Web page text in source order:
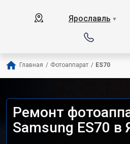
Ярославль ▼
Главная / Фотоаппарат / ES70
Ремонт
Samsung ES70 в